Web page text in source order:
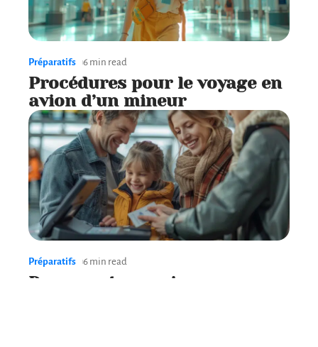
Préparatifs 6 min read
Procédures pour le voyage en
avion d’un mineur
Préparatifs 6 min read
Documents requis pour